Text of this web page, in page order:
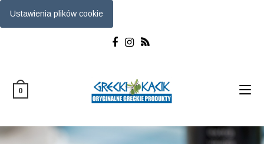
Ustawienia plików cookie
0